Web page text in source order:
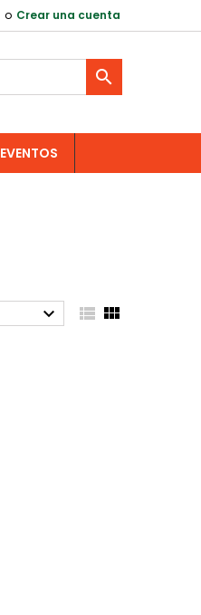
o Crear una cuenta

EVENTOS
  